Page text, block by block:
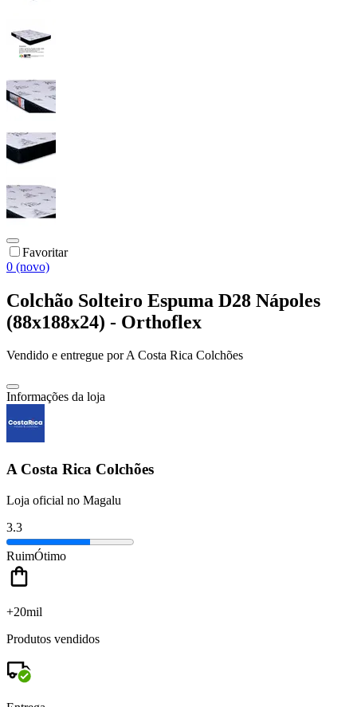
Favoritar
0 (novo)
Colchão Solteiro Espuma D28 Nápoles
(88x188x24) - Orthoflex
Vendido e entregue porA Costa Rica Colchões
Informações da loja
A Costa Rica Colchões
Loja oficial no Magalu
3.3
RuimÓtimo
+20mil
Produtos vendidos